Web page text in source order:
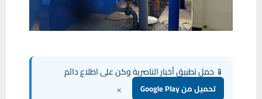
📱 حمل تطبيق أخبار الناصرية وكن على اطلاع دائم
تحميل من Google Play ×